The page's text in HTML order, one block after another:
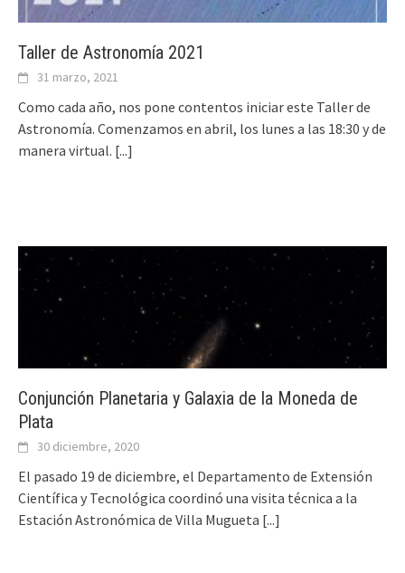
Taller de Astronomía 2021
31 marzo, 2021
Como cada año, nos pone contentos iniciar este Taller de
Astronomía. Comenzamos en abril, los lunes a las 18:30 y de
manera virtual. [...]
Conjunción Planetaria y Galaxia de la Moneda de
Plata
30 diciembre, 2020
El pasado 19 de diciembre, el Departamento de Extensión
Científica y Tecnológica coordinó una visita técnica a la
Estación Astronómica de Villa Mugueta [...]